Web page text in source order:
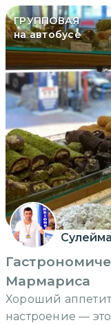
ГРУППОВАЯ
на автобусе
Мармариса
Хороший
настроение —